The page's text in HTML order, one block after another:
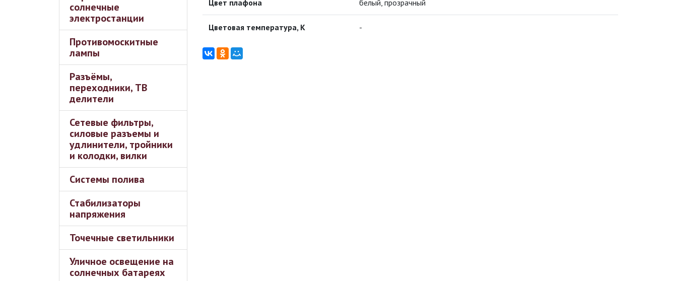
солнечные
электростанции
Противомоскитные
лампы
Разъёмы,
переходники, ТВ
делители
Сетевые фильтры,
силовые разъемы и
удлинители, тройники
и колодки, вилки
Системы полива
Стабилизаторы
напряжения
Точечные светильники
Уличное освещение на
солнечных батареях
Цвет плафона белый, прозрачный
Цветовая температура, К -